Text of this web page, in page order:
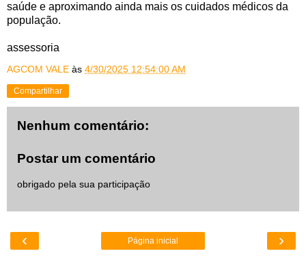
saúde e aproximando ainda mais os cuidados médicos da
população.
assessoria
AGCOM VALE às 4/30/2025 12:54:00 AM
Compartilhar
Nenhum comentário:
Postar um comentário
obrigado pela sua participação
‹ ›
Página inicial